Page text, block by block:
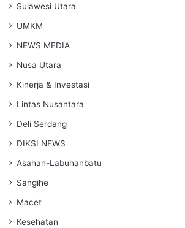
Sulawesi Utara
UMKM
NEWS MEDIA
Nusa Utara
Kinerja & Investasi
Lintas Nusantara
Deli Serdang
DIKSI NEWS
Asahan-Labuhanbatu
Sangihe
Macet
Kesehatan